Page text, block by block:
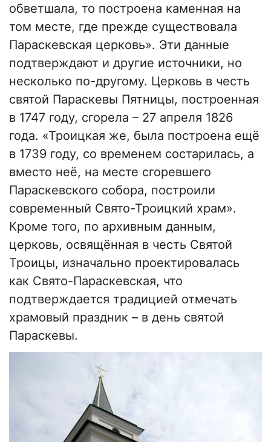
обветшала, то построена каменная на
том месте, где прежде существовала
Параскевская церковь». Эти данные
подтверждают и другие источники, но
несколько по-другому. Церковь в честь
святой Параскевы Пятницы, построенная
в 1747 году, сгорела – 27 апреля 1826
года. «Троицкая же, была построена ещё
в 1739 году, со временем состарилась, а
вместо неё, на месте сгоревшего
Параскевского собора, построили
современный Свято-Троицкий храм».
Кроме того, по архивным данным,
церковь, освящённая в честь Святой
Троицы, изначально проектировалась
как Свято-Параскевская, что
подтверждается традицией отмечать
храмовый праздник – в день святой
Параскевы.